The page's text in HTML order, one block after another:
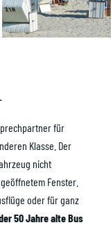
für
Klasse. Der
nicht
Fenster.
oder für ganz
50 Jahre alte Bus